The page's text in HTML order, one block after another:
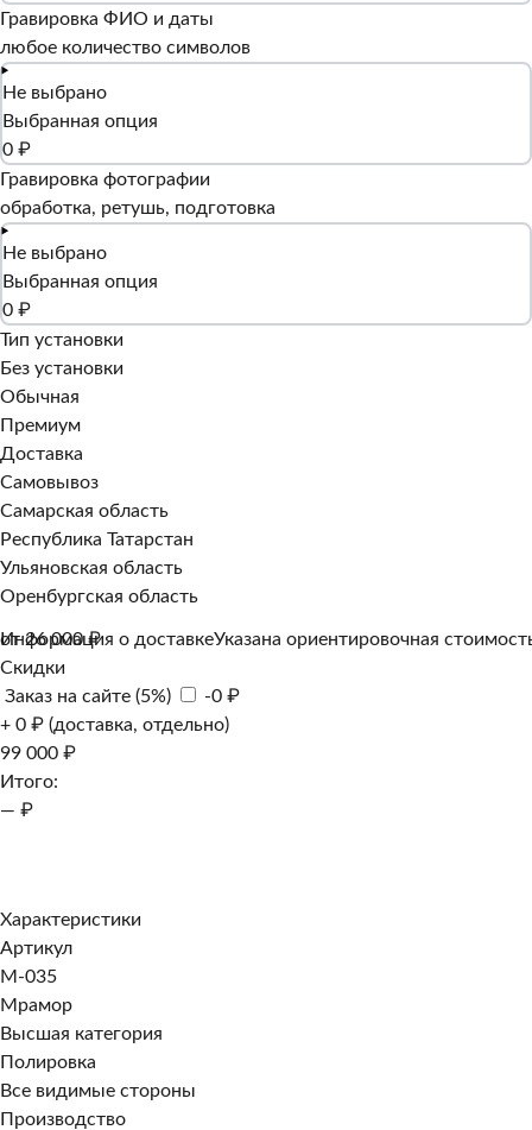
Гравировка ФИО и даты
любое количество символов
Не выбрано
Выбранная опция
0 ₽
Гравировка фотографии
обработка, ретушь, подготовка
Не выбрано
Выбранная опция
0 ₽
Тип установки
Без установки
Обычная
Премиум
Доставка
Самовывоз
Самарская область
Республика Татарстан
Ульяновская область
Оренбургская область
Информация о доставкеУказана ориентировочная
от 26 000 ₽
Скидки
Заказ на сайте (5%)
-0 ₽
+ 0 ₽ (доставка, отдельно)
99 000 ₽
Итого:
— ₽
Характеристики
Артикул
M-035
Мрамор
Высшая категория
Полировка
Все видимые стороны
Производство